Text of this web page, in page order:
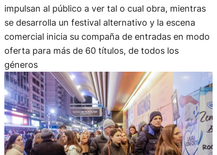
impulsan al público a ver tal o cual obra, mientras
se desarrolla un festival alternativo y la escena
comercial inicia su compaña de entradas en modo
oferta para más de 60 títulos, de todos los
géneros